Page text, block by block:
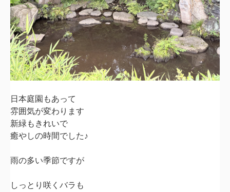
日本庭園もあって
雰囲気が変わります
新緑もきれいで
癒やしの時間でした♪
雨の多い季節ですが
しっとり咲くバラも